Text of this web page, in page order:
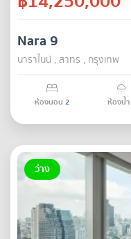
Nara 9
นาราไนน์ , สาทร , กรุงเทพ
ห้องนอน 2 ห้องน้ำ
ว่าง